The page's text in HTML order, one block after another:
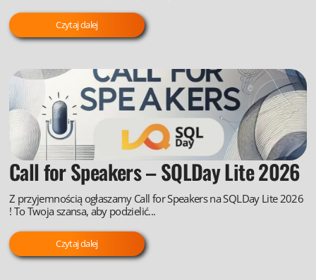
Czytaj dalej
Call for Speakers – SQLDay Lite 2026
Z przyjemnością ogłaszamy Call for Speakers na SQLDay Lite 2026
! To Twoja szansa, aby podzielić...
Czytaj dalej